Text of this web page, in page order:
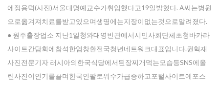
에정용덕(사진)서울대명예교수가취임했다고19일밝혔다. A씨는병원
으로옮겨져치료를받고있으며생명에는지장이없는것으로알려졌다.
● 원주출장업소 지난1일청와대영빈관에서시민사회단체초청바카라
사이트간담회에참석한엄창환전국청년네트워크대표입니다.권혁재
사진전문기자 러시아의한국식당에서된장찌개먹는모습등SNS에올
린사진이인기를끌며한국인팔로워수가급증하고포털사이트에포스